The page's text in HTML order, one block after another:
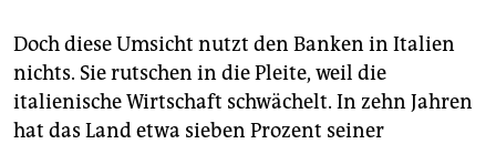
Doch diese Umsicht nutzt den Banken in Italien
nichts. Sie rutschen in die Pleite, weil die
italienische Wirtschaft schwächelt. In zehn Jahren
hat das Land etwa sieben Prozent seiner